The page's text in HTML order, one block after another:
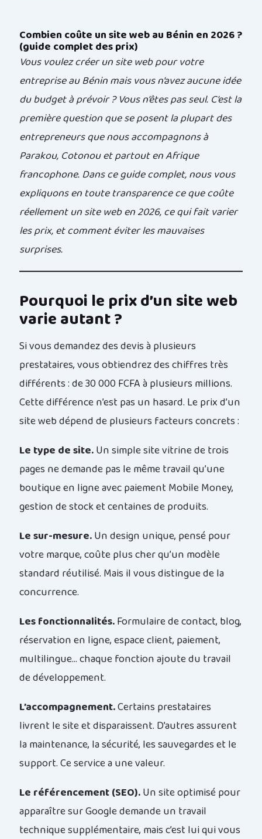
Combien coûte un site web au Bénin en 2026 ?
(guide complet des prix)
Vous voulez créer un site web pour votre
entreprise au Bénin mais vous n’avez aucune idée
du budget à prévoir ? Vous n’êtes pas seul. C’est la
première question que se posent la plupart des
entrepreneurs que nous accompagnons à
Parakou, Cotonou et partout en Afrique
francophone. Dans ce guide complet, nous vous
expliquons en toute transparence ce que coûte
réellement un site web en 2026, ce qui fait varier
les prix, et comment éviter les mauvaises
surprises.
Pourquoi le prix d’un site web
varie autant ?
Si vous demandez des devis à plusieurs
prestataires, vous obtiendrez des chiffres très
différents : de 30 000 FCFA à plusieurs millions.
Cette différence n’est pas un hasard. Le prix d’un
site web dépend de plusieurs facteurs concrets :
Le type de site.Un simple site vitrine de trois
pages ne demande pas le même travail qu’une
boutique en ligne avec paiement Mobile Money,
gestion de stock et centaines de produits.
Le sur-mesure.Un design unique, pensé pour
votre marque, coûte plus cher qu’un modèle
standard réutilisé. Mais il vous distingue de la
concurrence.
Les fonctionnalités.Formulaire de contact, blog,
réservation en ligne, espace client, paiement,
multilingue… chaque fonction ajoute du travail
de développement.
L’accompagnement.Certains prestataires
livrent le site et disparaissent. D’autres assurent
la maintenance, la sécurité, les sauvegardes et le
support. Ce service a une valeur.
Le référencement (SEO).Un site optimisé pour
apparaître sur Google demande un travail
technique supplémentaire, mais c’est lui qui vous